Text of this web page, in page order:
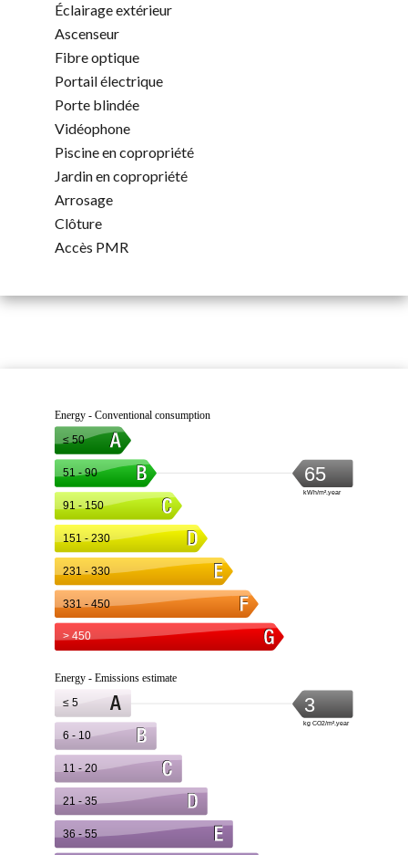
Éclairage extérieur
Ascenseur
Fibre optique
Portail électrique
Porte blindée
Vidéophone
Piscine en copropriété
Jardin en copropriété
Arrosage
Clôture
Accès PMR